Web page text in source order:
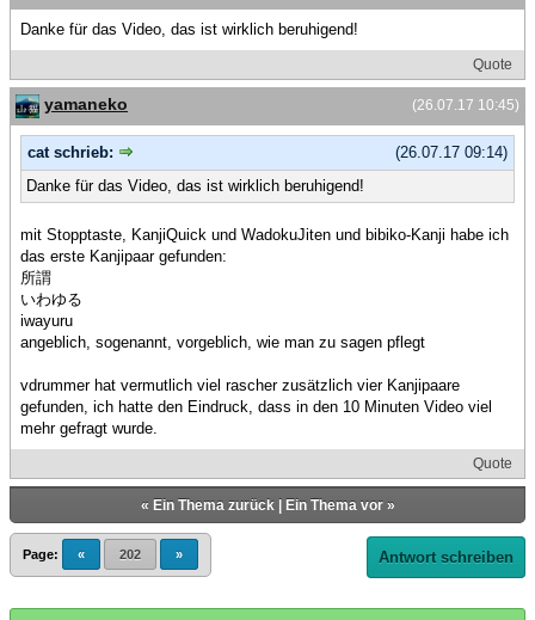
Danke für das Video, das ist wirklich beruhigend!
Quote
(26.07.17 10:45)
yamaneko
(26.07.17 09:14)
cat schrieb:
Danke für das Video, das ist wirklich beruhigend!
mit Stopptaste, KanjiQuick und WadokuJiten und bibiko-Kanji habe ich
das erste Kanjipaar gefunden:
所謂
いわゆる
iwayuru
angeblich, sogenannt, vorgeblich, wie man zu sagen pflegt
vdrummer hat vermutlich viel rascher zusätzlich vier Kanjipaare
gefunden, ich hatte den Eindruck, dass in den 10 Minuten Video viel
mehr gefragt wurde.
Quote
« Ein Thema zurück| Ein Thema vor»
Page: « 202 » Antwort schreiben